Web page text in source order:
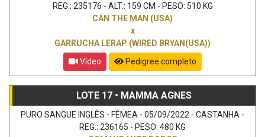
REG.: 235176 - ALT.: 159 CM - PESO: 510 KG
CAN THE MAN (USA)
x
GARRUCHA LERAP (WIRED BRYAN(USA))
Vídeo
Pedigree completo
LOTE 17 • MAMMA AGNES
PURO SANGUE INGLÊS - FÊMEA - 05/09/2022 - CASTANHA -
REG.: 236165 - PESO: 480 KG